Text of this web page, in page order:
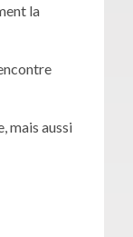
la
mais aussi